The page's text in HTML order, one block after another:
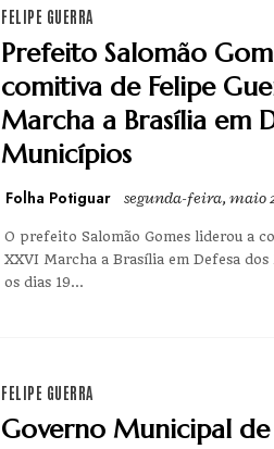
FELIPE GUERRA
Prefeito Salomão
comitiva de Felipe
Marcha a Brasília em
Municípios
Folha Potiguar segunda-feira, maio
O prefeito Salomão Gomes liderou a
XXVI Marcha a Brasília em Defesa
os dias 19...
FELIPE GUERRA
Governo Municipal